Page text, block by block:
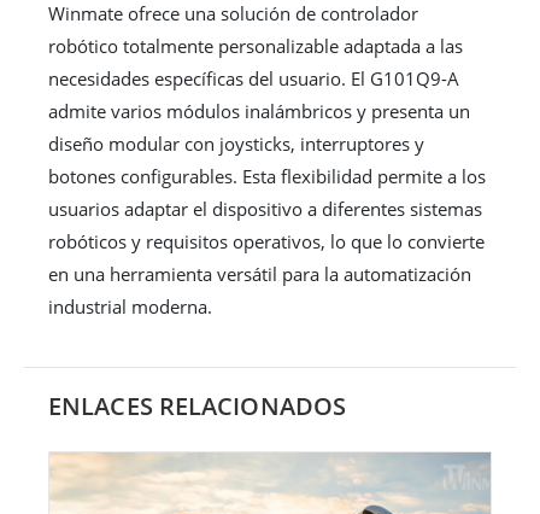
Winmate ofrece una solución de controlador
robótico totalmente personalizable adaptada a las
necesidades específicas del usuario. El G101Q9-A
admite varios módulos inalámbricos y presenta un
diseño modular con joysticks, interruptores y
botones configurables. Esta flexibilidad permite a los
usuarios adaptar el dispositivo a diferentes sistemas
robóticos y requisitos operativos, lo que lo convierte
en una herramienta versátil para la automatización
industrial moderna.
ENLACES RELACIONADOS